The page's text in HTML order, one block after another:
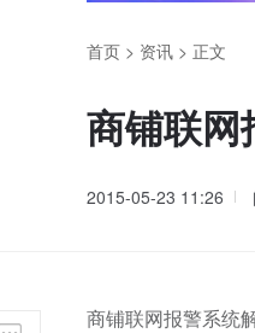
首页 > 资讯 > 正文
商铺联网
2015-05-23 11:26
商铺联网报警系统